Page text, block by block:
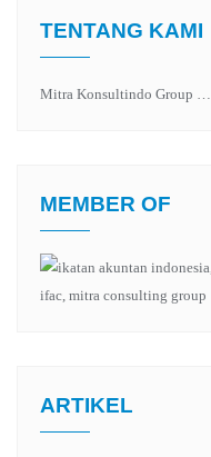
TENTANG KAMI
Mitra Konsultindo Group …
MEMBER OF
ARTIKEL